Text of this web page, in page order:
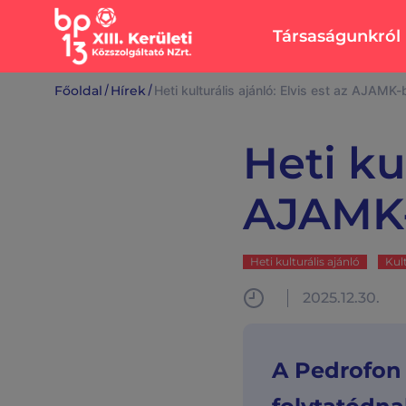
Társaságunkról
Rólunk
Sajtószoba
Közérdekű adatok
Közbeszerzési
Álláslehetőségek
Elérhetőségek
Ingatlanok
felújítása
Lakások,
üzlethelyiségek
Lehel Csarnok
Karbantartás
Főoldal /Hírek /Heti kulturális ajánló: Elvis est az AJAMK-
Heti
Heti kulturális ajánló
2025.12.30.
A